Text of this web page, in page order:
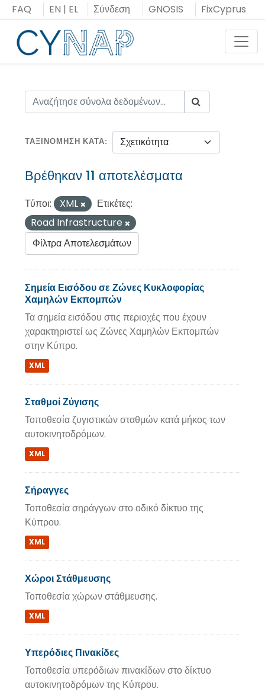
Μεταπήδηση
στο
περιεχόμενο
FAQ EN | EL Σύνδεση GNOSIS FixCyprus
ΤΑΞΙΝΌΜΗΣΗ ΚΑΤΆ
Βρέθηκαν 11 αποτελέσματα
Τύποι: XML
Ετικέτες:
Road Infrastructure
Φίλτρα Αποτελεσμάτων
Σημεία Εισόδου σε Ζώνες Κυκλοφορίας
Χαμηλών Εκπομπών
Τα σημεία εισόδου στις περιοχές που έχουν
χαρακτηριστεί ως Ζώνες Χαμηλών Εκπομπών
στην Κύπρο.
XML
Σταθμοί Ζύγισης
Τοποθεσία ζυγιστικών σταθμών κατά μήκος των
αυτοκινητοδρόμων.
XML
Σήραγγες
Τοποθεσία σηράγγων στο οδικό δίκτυο της
Κύπρου.
XML
Χώροι Στάθμευσης
Τοποθεσία χώρων στάθμευσης.
XML
Υπερόδιες Πινακίδες
Τοποθεσία υπερόδιων πινακίδων στο δίκτυο
αυτοκινητοδρόμων της Κύπρου.